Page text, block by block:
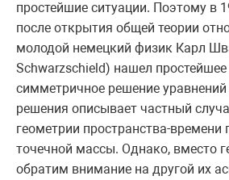
простейшие ситуации. Поэтому в
после открытия общей теории
молодой немецкий физик Карл
Schwarzschield) нашел
симметричное решение
решения описывает частный
геометрии пространства-времени
точечной массы. Однако, вместо
обратим внимание на другой их